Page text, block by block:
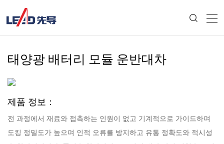
태양광 배터리 모듈 운반대차
제품 정보：
전 과정에서 재료와 접촉하는 인원이 없고 기계적으로 가이드하며
도킹 정밀도가 높으며 인적 오류를 방지하고 유통 정확도와 적시성